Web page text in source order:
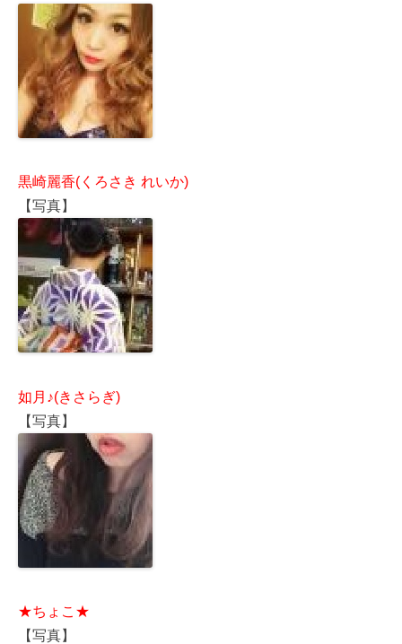
黒崎麗香(くろさき れいか)
【写真】
如月♪(きさらぎ)
【写真】
★ちょこ★
【写真】